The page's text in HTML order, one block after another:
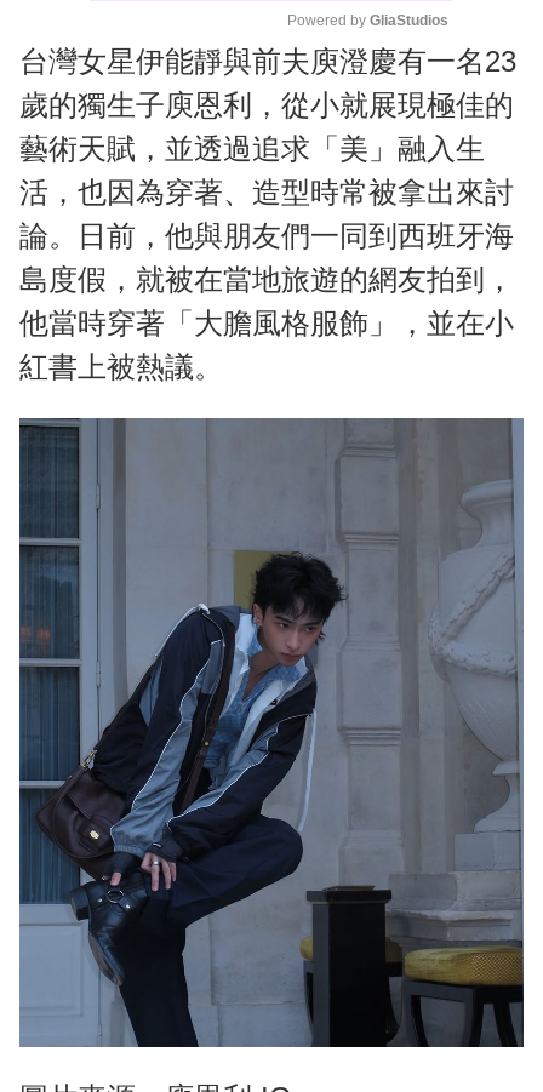
M
u
t
Powered by GliaStudios
台灣女星伊能靜與前夫庾澄慶有一名23
歲的獨生子庾恩利，從小就展現極佳的
藝術天賦，並透過追求「美」融入生
活，也因為穿著、造型時常被拿出來討
論。日前，他與朋友們一同到西班牙海
島度假，就被在當地旅遊的網友拍到，
他當時穿著「大膽風格服飾」，並在小
紅書上被熱議。